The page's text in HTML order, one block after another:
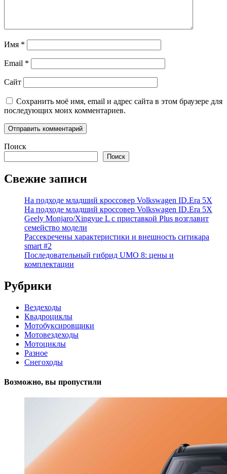
Имя *
Email *
Сайт
Сохранить моё имя, email и адрес сайта в этом браузере для
последующих моих комментариев.
Поиск
Поиск
Свежие записи
На подходе младший кроссовер Volkswagen ID.Era 5X
На подходе младший кроссовер Volkswagen ID.Era 5X
Geely Monjaro/Xingyue L с приставкой Plus возглавит
семейство модели
Рассекречены характеристики и внешность ситикара
smart #2
Последовательный гибрид UMO 8: цены и
комплектации
Рубрики
Вездеходы
Квадроциклы
Мотобуксировщики
Мотовездеходы
Мотоциклы
Разное
Снегоходы
Возможно, вы пропустили